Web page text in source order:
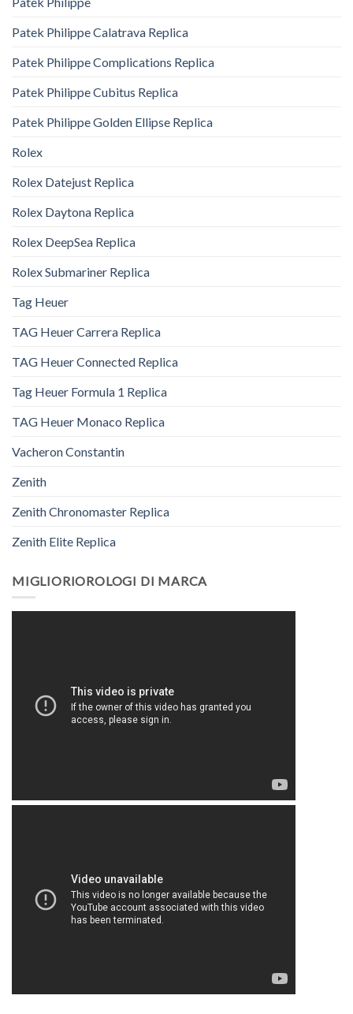
Patek Philippe Calatrava Replica
Patek Philippe Complications Replica
Patek Philippe Cubitus Replica
Patek Philippe Golden Ellipse Replica
Rolex
Rolex Datejust Replica
Rolex Daytona Replica
Rolex DeepSea Replica
Rolex Submariner Replica
Tag Heuer
TAG Heuer Carrera Replica
TAG Heuer Connected Replica
Tag Heuer Formula 1 Replica
TAG Heuer Monaco Replica
Vacheron Constantin
Zenith
Zenith Chronomaster Replica
Zenith Elite Replica
MIGLIORIOROLOGI DI MARCA